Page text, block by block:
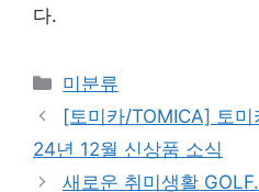
다.
Categories
미분류
[토미카/TOMICA] 토
24년 12월 신상품 소식
새로운 취미생활